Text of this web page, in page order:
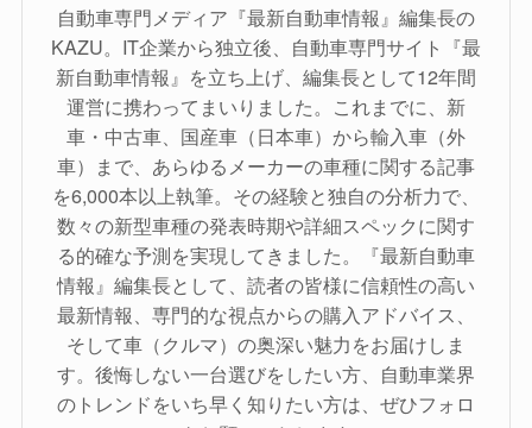
自動車専門メディア『最新自動車情報』編集長の
KAZU。IT企業から独立後、自動車専門サイト『最
新自動車情報』を立ち上げ、編集長として12年間
運営に携わってまいりました。これまでに、新
車・中古車、国産車（日本車）から輸入車（外
車）まで、あらゆるメーカーの車種に関する記事
を6,000本以上執筆。その経験と独自の分析力で、
数々の新型車種の発表時期や詳細スペックに関す
る的確な予測を実現してきました。『最新自動車
情報』編集長として、読者の皆様に信頼性の高い
最新情報、専門的な視点からの購入アドバイス、
そして車（クルマ）の奥深い魅力をお届けしま
す。後悔しない一台選びをしたい方、自動車業界
のトレンドをいち早く知りたい方は、ぜひフォロ